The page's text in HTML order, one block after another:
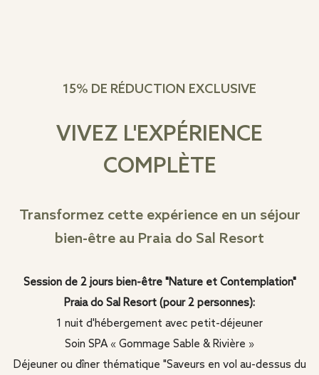
15% DE RÉDUCTION EXCLUSIVE
VIVEZ L'EXPÉRIENCE
COMPLÈTE
Transformez cette expérience en un séjour
bien-être au Praia do Sal Resort
Session de 2 jours bien-être "Nature et Contemplation"
Praia do Sal Resort (pour 2 personnes):
1 nuit d'hébergement avec petit-déjeuner
Soin SPA « Gommage Sable & Rivière »
Déjeuner ou dîner thématique "Saveurs en vol au-dessus du